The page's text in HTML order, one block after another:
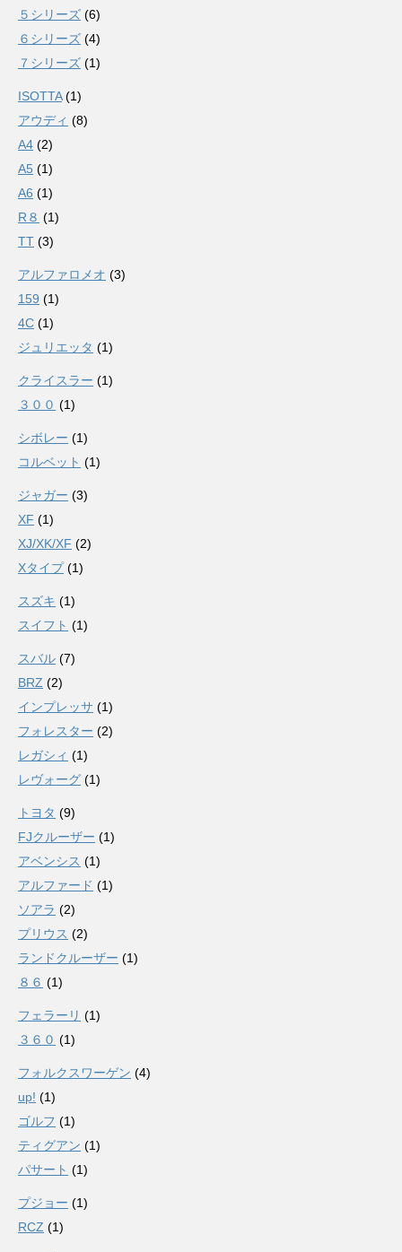
５シリーズ (6)
６シリーズ (4)
７シリーズ (1)
ISOTTA(1)
アウディ (8)
A4 (2)
A5 (1)
A6 (1)
R８ (1)
TT (3)
アルファロメオ (3)
159 (1)
4C (1)
ジュリエッタ (1)
クライスラー (1)
３００ (1)
シボレー (1)
コルベット (1)
ジャガー (3)
XF (1)
XJ/XK/XF (2)
Xタイプ(1)
スズキ (1)
スイフト (1)
スバル (7)
BRZ (2)
インプレッサ (1)
フォレスター (2)
レガシィ (1)
レヴォーグ (1)
トヨタ (9)
FJクルーザー (1)
アベンシス (1)
アルファード (1)
ソアラ (2)
プリウス (2)
ランドクルーザー (1)
８６ (1)
フェラーリ (1)
３６０ (1)
フォルクスワーゲン (4)
up! (1)
ゴルフ (1)
ティグアン (1)
パサート (1)
プジョー (1)
RCZ (1)